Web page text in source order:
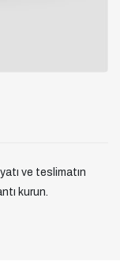
ve teslimatın
kurun.